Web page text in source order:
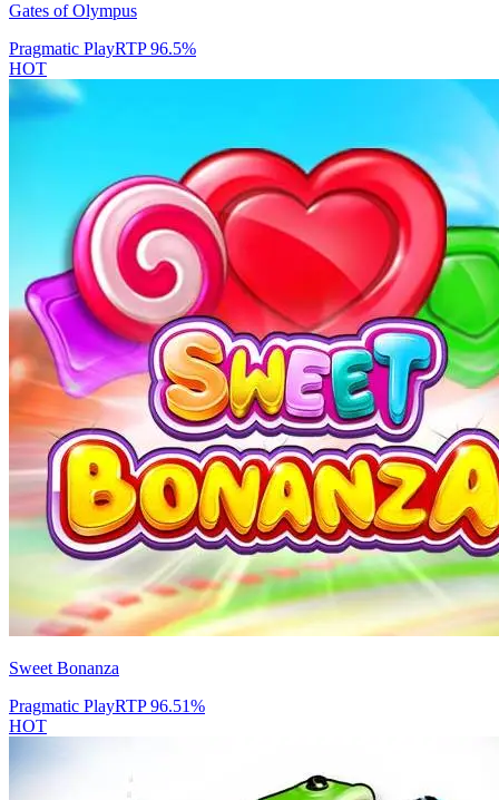
Gates of Olympus
Pragmatic PlayRTP96.5%
HOT
Sweet Bonanza
Pragmatic PlayRTP96.51%
HOT